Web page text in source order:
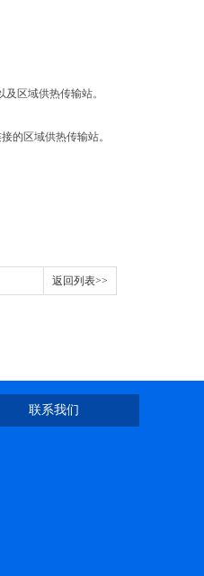
区域供热传输站。
的区域供热传输站。
返回列表>>
联系我们